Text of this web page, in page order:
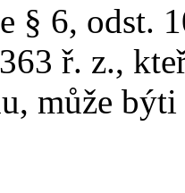
§ 6, odst.
ř. z.,
může